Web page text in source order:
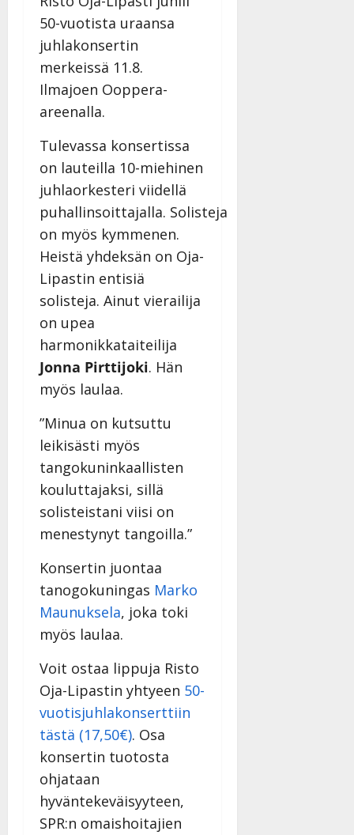
50-vuotista uraansa
juhlakonsertin
merkeissä 11.8.
Ilmajoen Ooppera-
areenalla.
Tulevassa konsertissa
on lauteilla 10-miehinen
juhlaorkesteri viidellä
puhallinsoittajalla. Solisteja
on myös kymmenen.
Heistä yhdeksän on Oja-
Lipastin entisiä
solisteja. Ainut vierailija
on upea
harmonikkataiteilija
Jonna Pirttijoki. Hän
myös laulaa.
”Minua on kutsuttu
leikisästi myös
tangokuninkaallisten
kouluttajaksi, sillä
solisteistani viisi on
menestynyt tangoilla.”
Konsertin juontaa
tanogokuningas Marko
Maunuksela, joka toki
myös laulaa.
Voit ostaa lippuja Risto
Oja-Lipastin yhtyeen 50-
vuotisjuhlakonserttiin
tästä (17,50€). Osa
konsertin tuotosta
ohjataan
hyväntekeväisyyteen,
SPR:n omaishoitajien